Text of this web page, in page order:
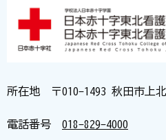
所在地 〒010-1493 秋田市上
電話番号 018-829-4000